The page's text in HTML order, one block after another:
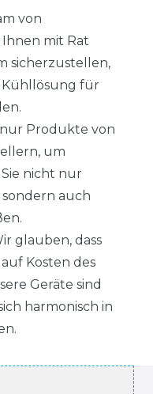
von
mit Rat
sicherzustellen,
Kühllösung für
Produkte von
um
nicht nur
auch
glauben, dass
Kosten des
Geräte sind
harmonisch in